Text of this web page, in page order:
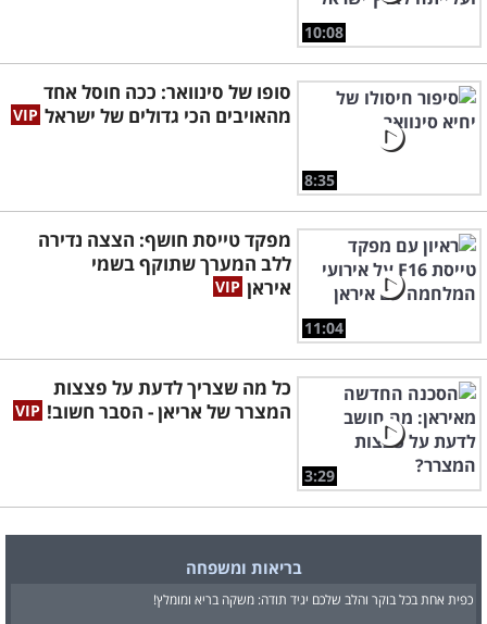
10:08
8:35
סופו של סינוואר: ככה חוסל אחד
מהאויבים הכי גדולים של ישראל
11:04
מפקד טייסת חושף: הצצה נדירה
ללב המערך שתוקף בשמי
איראן
3:29
כל מה שצריך לדעת על פצצות
המצרר של אריאן - הסבר חשוב!
בריאות ומשפחה
כפית אחת בכל בוקר והלב שלכם יגיד תודה: משקה בריא ומומלץ!